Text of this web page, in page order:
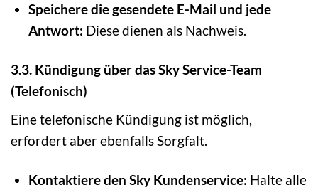
Speichere die gesendete E-Mail und jede
Antwort: Diese dienen als Nachweis.
3.3. Kündigung über das Sky Service-Team
(Telefonisch)
Eine telefonische Kündigung ist möglich,
erfordert aber ebenfalls Sorgfalt.
Kontaktiere den Sky Kundenservice: Halte alle